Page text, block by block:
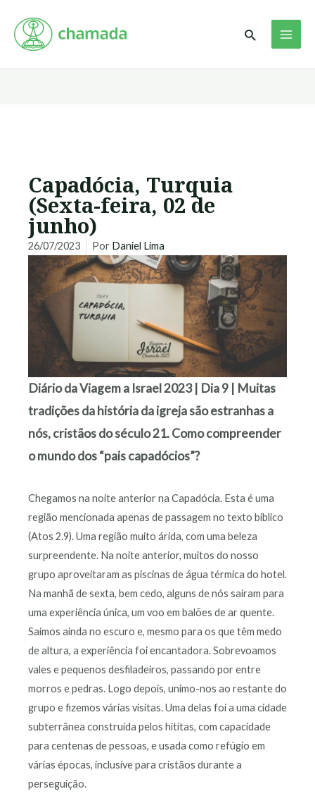
para
Pesquisar
Capadócia, Turquia
(Sexta-feira, 02 de
junho)
26/07/2023 Por Daniel Lima
Diário da Viagem a Israel 2023 | Dia 9 | Muitas
tradições da história da igreja são estranhas a
nós, cristãos do século 21. Como compreender
o mundo dos “pais capadócios”?
Chegamos na noite anterior na Capadócia. Esta é uma
região mencionada apenas de passagem no texto bíblico
(Atos 2.9). Uma região muito árida, com uma beleza
surpreendente. Na noite anterior, muitos do nosso
grupo aproveitaram as piscinas de água térmica do hotel.
Na manhã de sexta, bem cedo, alguns de nós saíram para
uma experiência única, um voo em balões de ar quente.
Saímos ainda no escuro e, mesmo para os que têm medo
de altura, a experiência foi encantadora. Sobrevoamos
vales e pequenos desfiladeiros, passando por entre
morros e pedras. Logo depois, unimo-nos ao restante do
grupo e fizemos várias visitas. Uma delas foi a uma cidade
subterrânea construída pelos hititas, com capacidade
para centenas de pessoas, e usada como refúgio em
várias épocas, inclusive para cristãos durante a
perseguição.